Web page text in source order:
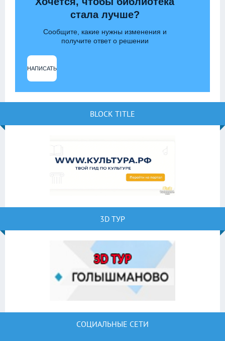
стала лучше?
Сообщите, какие нужны изменения и
получите ответ о решении
НАПИСАТЬ
BLOCK TITLE
3D ТУР
СОЦИАЛЬНЫЕ СЕТИ